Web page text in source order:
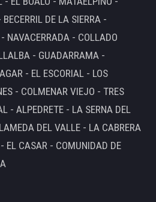
DE LA SIERRA -
NAVACERRADA - COLLADO
- GUADARRAMA -
- EL ESCORIAL - LOS
- COLMENAR VIEJO - TRES
- ALPEDRETE - LA SERNA DEL
DEL VALLE - LA CABRERA
EL CASAR - COMUNIDAD DE